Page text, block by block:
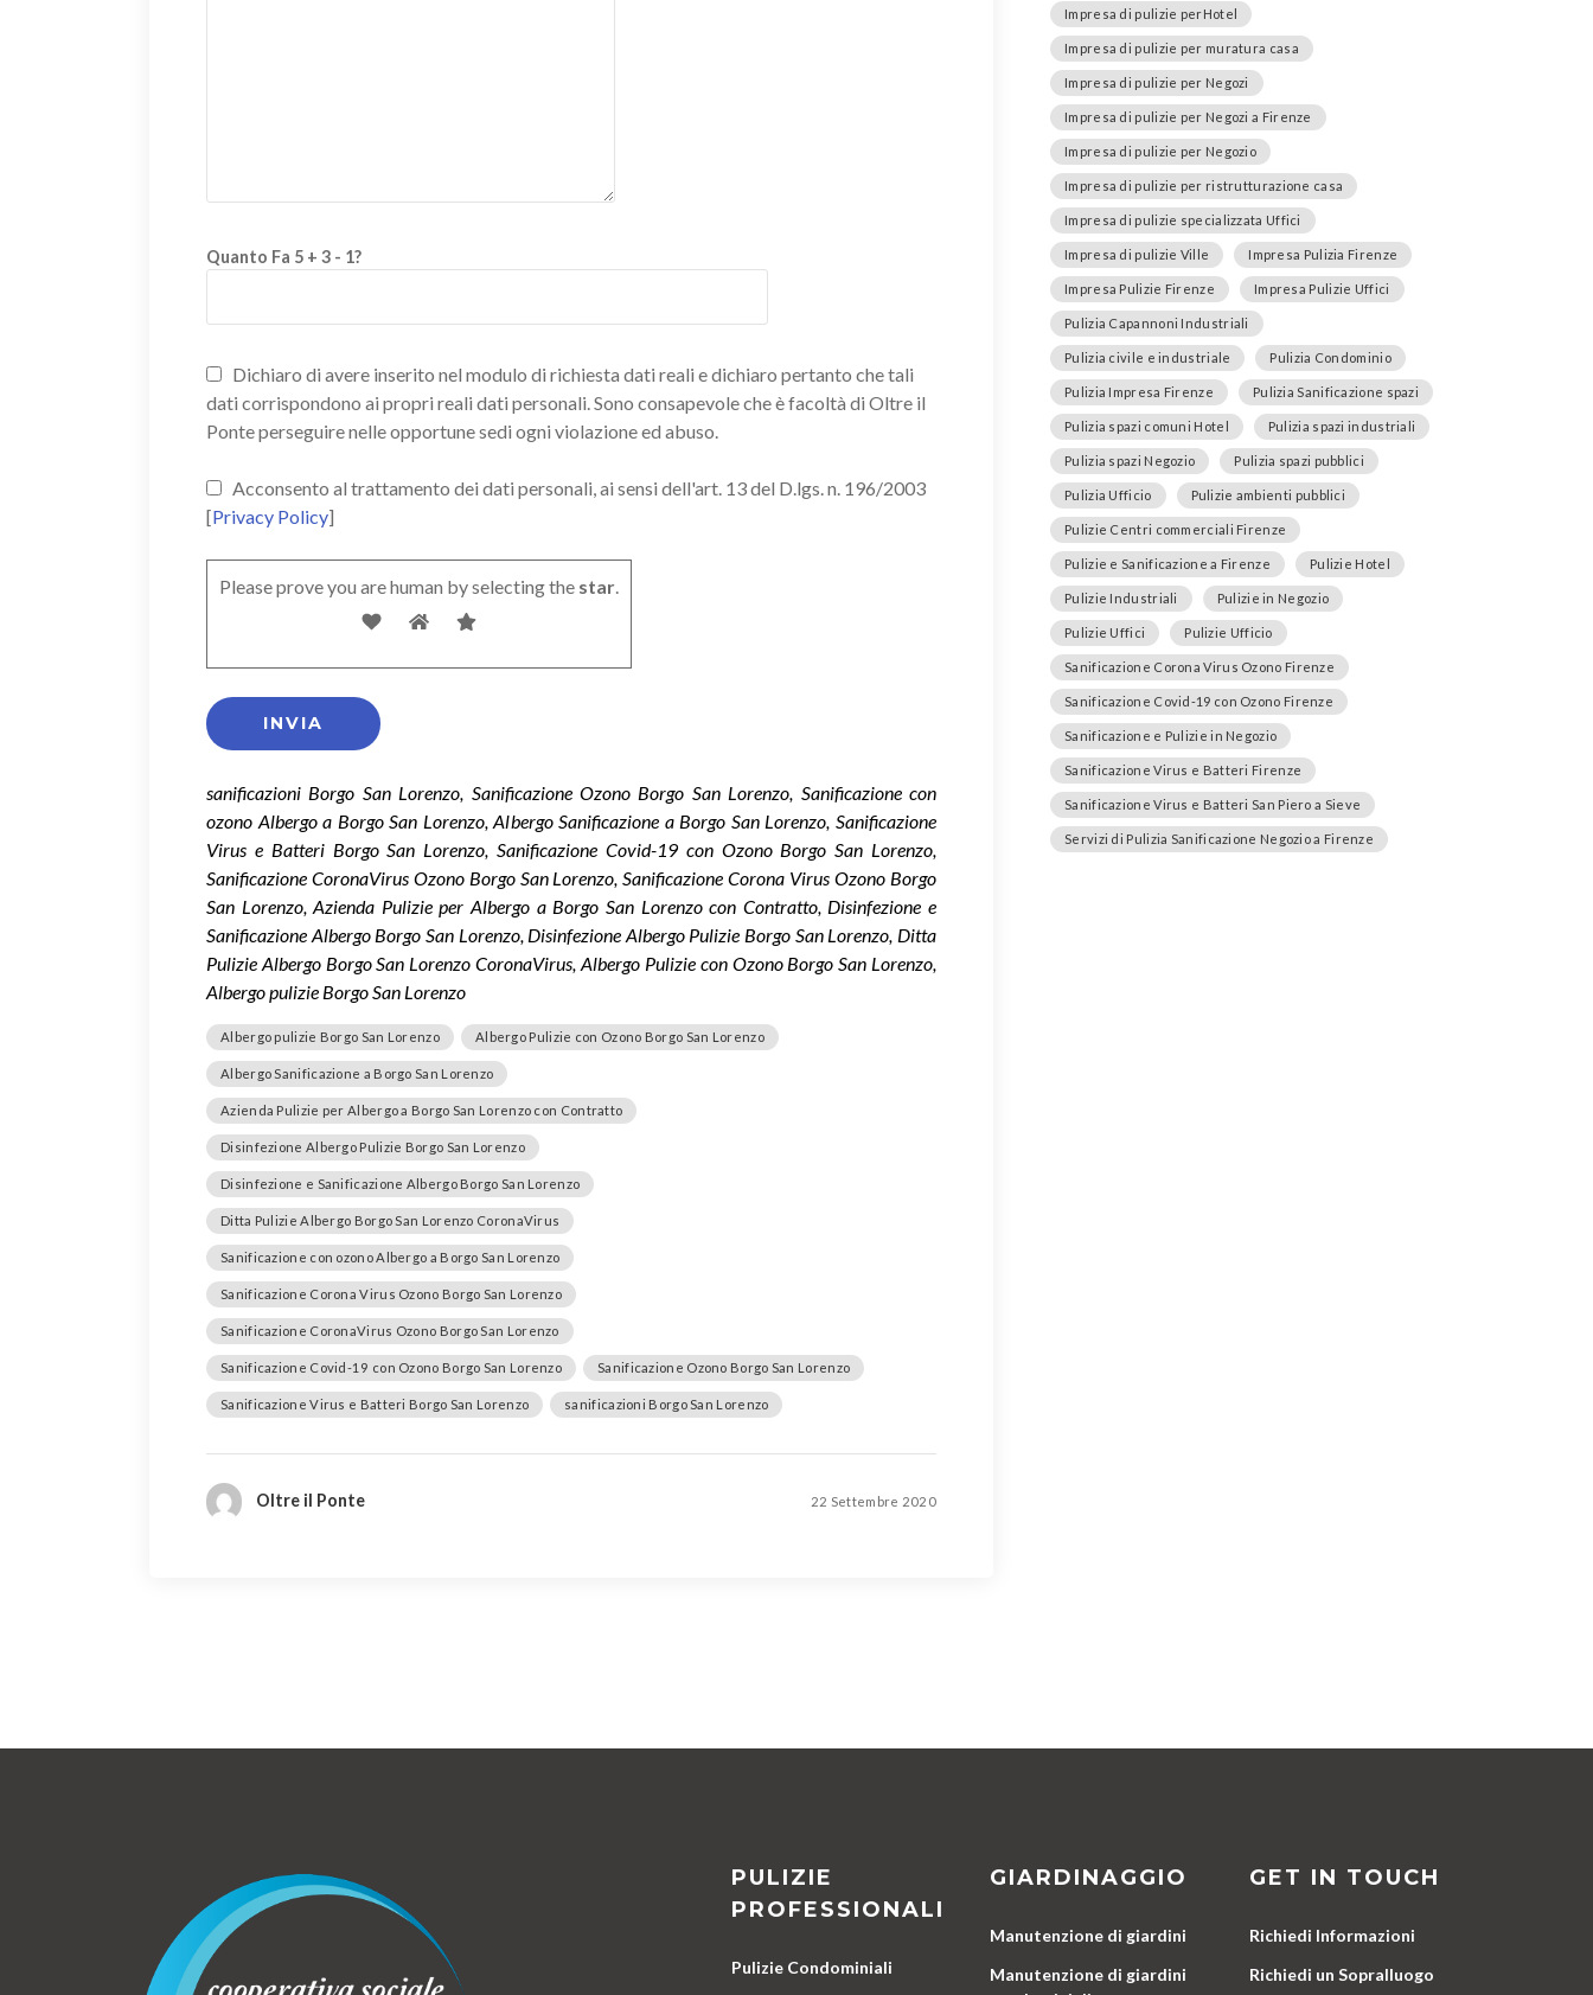
Quanto Fa 5 + 3 - 1?
Dichiaro di avere inserito nel modulo di richiesta dati reali e dichiaro pertanto che tali
dati corrispondono ai propri reali dati personali. Sono consapevole che è facoltà di Oltre il
Ponte perseguire nelle opportune sedi ogni violazione ed abuso.
Acconsento al trattamento dei dati personali, ai sensi dell'art. 13 del D.lgs. n. 196/2003
[Privacy Policy]
Please prove you are human by selecting the star.
sanificazioni Borgo San Lorenzo, Sanificazione Ozono Borgo San Lorenzo, Sanificazione con
ozono Albergo a Borgo San Lorenzo, Albergo Sanificazione a Borgo San Lorenzo, Sanificazione
Virus e Batteri Borgo San Lorenzo, Sanificazione Covid-19 con Ozono Borgo San Lorenzo,
Sanificazione CoronaVirus Ozono Borgo San Lorenzo, Sanificazione Corona Virus Ozono Borgo
San Lorenzo, Azienda Pulizie per Albergo a Borgo San Lorenzo con Contratto, Disinfezione e
Sanificazione Albergo Borgo San Lorenzo, Disinfezione Albergo Pulizie Borgo San Lorenzo, Ditta
Pulizie Albergo Borgo San Lorenzo CoronaVirus, Albergo Pulizie con Ozono Borgo San Lorenzo,
Albergo pulizie Borgo San Lorenzo
Albergo pulizie Borgo San Lorenzo Albergo Pulizie con Ozono Borgo San Lorenzo
Albergo Sanificazione a Borgo San Lorenzo
Azienda Pulizie per Albergo a Borgo San Lorenzo con Contratto
Disinfezione Albergo Pulizie Borgo San Lorenzo
Disinfezione e Sanificazione Albergo Borgo San Lorenzo
Ditta Pulizie Albergo Borgo San Lorenzo CoronaVirus
Sanificazione con ozono Albergo a Borgo San Lorenzo
Sanificazione Corona Virus Ozono Borgo San Lorenzo
Sanificazione CoronaVirus Ozono Borgo San Lorenzo
Sanificazione Covid-19 con Ozono Borgo San Lorenzo Sanificazione Ozono Borgo San Lorenzo
Sanificazione Virus e Batteri Borgo San Lorenzo sanificazioni Borgo San Lorenzo
Oltre il Ponte 22 Settembre 2020
Impresa di pulizie perHotel
Impresa di pulizie per muratura casa
Impresa di pulizie per Negozi
Impresa di pulizie per Negozi a Firenze
Impresa di pulizie per Negozio
Impresa di pulizie per ristrutturazione casa
Impresa di pulizie specializzata Uffici
Impresa di pulizie Ville Impresa Pulizia Firenze
Impresa Pulizie Firenze Impresa Pulizie Uffici
Pulizia Capannoni Industriali
Pulizia civile e industriale Pulizia Condominio
Pulizia Impresa Firenze Pulizia Sanificazione spazi
Pulizia spazi comuni Hotel Pulizia spazi industriali
Pulizia spazi Negozio Pulizia spazi pubblici
Pulizia Ufficio Pulizie ambienti pubblici
Pulizie Centri commerciali Firenze
Pulizie e Sanificazione a Firenze Pulizie Hotel
Pulizie Industriali Pulizie in Negozio
Pulizie Uffici Pulizie Ufficio
Sanificazione Corona Virus Ozono Firenze
Sanificazione Covid-19 con Ozono Firenze
Sanificazione e Pulizie in Negozio
Sanificazione Virus e Batteri Firenze
Sanificazione Virus e Batteri San Piero a Sieve
Servizi di Pulizia Sanificazione Negozio a Firenze
PULIZIE
PROFESSIONALI
Pulizie Condominiali
GIARDINAGGIO
Manutenzione di giardini
Manutenzione di giardini
GET IN TOUCH
Richiedi Informazioni
Richiedi un Sopralluogo